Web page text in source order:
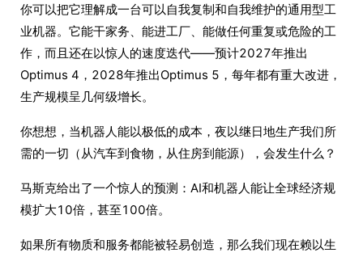
你可以把它理解成一台可以自我复制和自我维护的通用型工
业机器。它能干家务、能进工厂、能做任何重复或危险的工
作，而且还在以惊人的速度迭代——预计2027年推出
Optimus 4，2028年推出Optimus 5，每年都有重大改进，
生产规模呈几何级增长。
你想想，当机器人能以极低的成本，夜以继日地生产我们所
需的一切（从汽车到食物，从住房到能源），会发生什么？
马斯克给出了一个惊人的预测：AI和机器人能让全球经济规
模扩大10倍，甚至100倍。
如果所有物质和服务都能被轻易创造，那么我们现在赖以生